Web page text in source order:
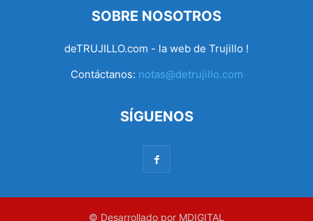
SOBRE NOSOTROS
deTRUJILLO.com - la web de Trujillo !
Contáctanos: notas@detrujillo.com
SÍGUENOS
© Desarrollado por MDIGITAL